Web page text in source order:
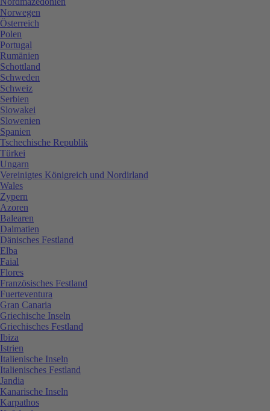
Norwegen
Österreich
Polen
Portugal
Rumänien
Schottland
Schweden
Schweiz
Serbien
Slowakei
Slowenien
Spanien
Tschechische Republik
Türkei
Ungarn
Vereinigtes Königreich und Nordirland
Wales
Zypern
Azoren
Balearen
Dalmatien
Dänisches Festland
Elba
Faial
Flores
Französisches Festland
Fuerteventura
Gran Canaria
Griechische Inseln
Griechisches Festland
Ibiza
Istrien
Italienische Inseln
Italienisches Festland
Jandia
Kanarische Inseln
Karpathos